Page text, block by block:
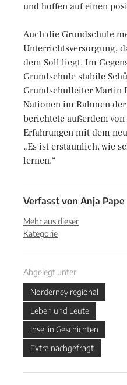
und hoffen auf einen
Auch die Grundschule
Unterrichtsversorgung,
dem Soll liegt. Im
Grundschule stabile
Grundschulleiter Martin
Nationen im Rahmen
berichtete außerdem
Erfahrungen mit dem
„Es ist erstaunlich, wie
lernen.“
Verfasst von Anja Pape
Mehr aus dieser
Kategorie
Abgelegt unter
Norderney regional
Leben und Leute
Insel in Geschichten
Extra nachgefragt